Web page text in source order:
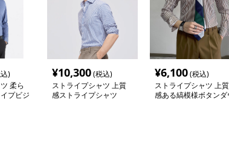
)
柔ら
プビジ
¥10,300(税込)
ストライプシャツ 上質
感ストライプシャツ
¥6,100(税込)
ストライプシャツ 上質
感ある縞模様ボタンダ